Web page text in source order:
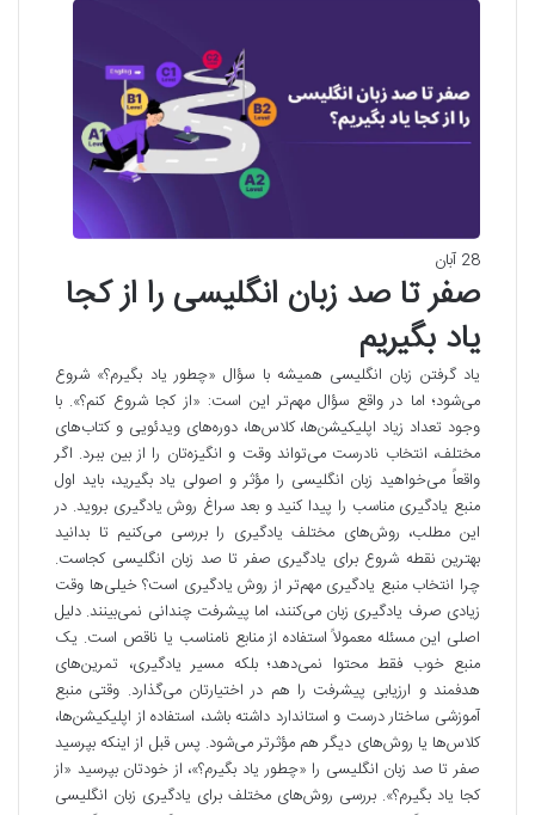
28 آبان
صفر تا صد زبان انگلیسی را از کجا
یاد بگیریم
یاد گرفتن زبان انگلیسی همیشه با سؤال «چطور یاد بگیرم؟» شروع
می‌شود؛ اما در واقع سؤال مهم‌تر این است: «از کجا شروع کنم؟». با
وجود تعداد زیاد اپلیکیشن‌ها، کلاس‌ها، دوره‌های ویدئویی و کتاب‌های
مختلف، انتخاب نادرست می‌تواند وقت و انگیزه‌تان را از بین ببرد. اگر
واقعاً می‌خواهید زبان انگلیسی را مؤثر و اصولی یاد بگیرید، باید اول
منبع یادگیری مناسب را پیدا کنید و بعد سراغ روش یادگیری بروید. در
این مطلب، روش‌های مختلف یادگیری را بررسی می‌کنیم تا بدانید
بهترین نقطه شروع برای یادگیری صفر تا صد زبان انگلیسی کجاست.
چرا انتخاب منبع یادگیری مهم‌تر از روش یادگیری است؟ خیلی‌ها وقت
زیادی صرف یادگیری زبان می‌کنند، اما پیشرفت چندانی نمی‌بینند. دلیل
اصلی این مسئله معمولاً استفاده از منابع نامناسب یا ناقص است. یک
منبع خوب فقط محتوا نمی‌دهد؛ بلکه مسیر یادگیری، تمرین‌های
هدفمند و ارزیابی پیشرفت را هم در اختیارتان می‌گذارد. وقتی منبع
آموزشی ساختار درست و استاندارد داشته باشد، استفاده از اپلیکیشن‌ها،
کلاس‌ها یا روش‌های دیگر هم مؤثرتر می‌شود. پس قبل از اینکه بپرسید
صفر تا صد زبان انگلیسی را «چطور یاد بگیرم؟»، از خودتان بپرسید «از
کجا یاد بگیرم؟». بررسی روش‌های مختلف برای یادگیری زبان انگلیسی